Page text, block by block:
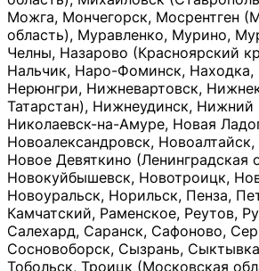
Можга, Мончегорск, Мосрентген
область), Муравленко, Мурино,
Челны, Назарово (Красноярский
Нальчик, Наро-Фоминск, Находка,
Нерюнгри, Нижневартовск,
Татарстан), Нижнеудинск, Нижний
Николаевск-на-Амуре, Новая
Новоалександровск,
Новое Девяткино (Ленинградская
Новокуйбышевск, Новотроицк,
Новоуральск, Норильск, Пенза,
Камчатский, Раменское, Реутов,
Салехард, Саранск, Сафоново,
Сосновоборск, Сызрань,
Тобольск, Троицк (Московская